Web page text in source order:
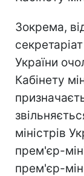
Зокрема,
України
Кабінету
міністрів
прем'єр-
прем'єр-